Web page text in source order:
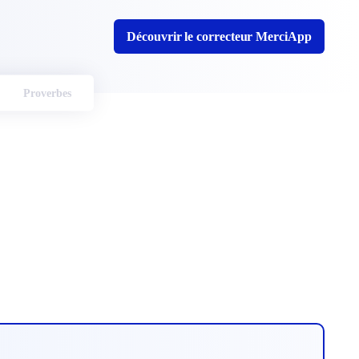
Découvrir le correcteur MerciApp
Proverbes